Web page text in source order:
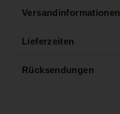
Versandinformationen
Lieferzeiten
Rücksendungen